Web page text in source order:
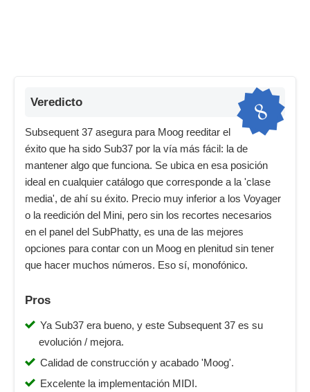
8
Veredicto
Subsequent 37 asegura para Moog reeditar el
éxito que ha sido Sub37 por la vía más fácil: la de
mantener algo que funciona. Se ubica en esa posición
ideal en cualquier catálogo que corresponde a la 'clase
media', de ahí su éxito. Precio muy inferior a los Voyager
o la reedición del Mini, pero sin los recortes necesarios
en el panel del SubPhatty, es una de las mejores
opciones para contar con un Moog en plenitud sin tener
que hacer muchos números. Eso sí, monofónico.
Pros
Ya Sub37 era bueno, y este Subsequent 37 es su
evolución / mejora.
Calidad de construcción y acabado 'Moog'.
Excelente la implementación MIDI.